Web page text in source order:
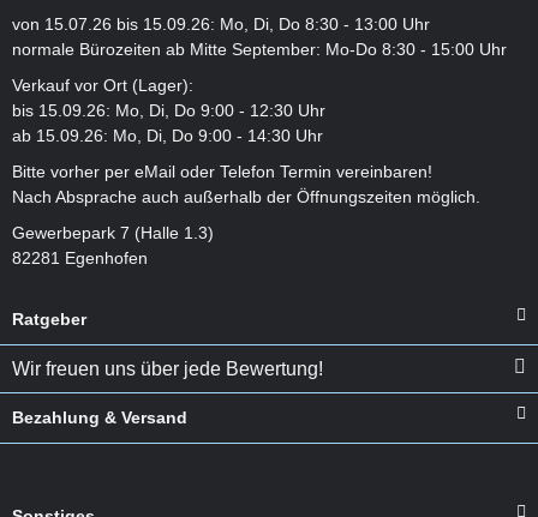
von 15.07.26 bis 15.09.26: Mo, Di, Do 8:30 - 13:00 Uhr
normale Bürozeiten ab Mitte September: Mo-Do 8:30 - 15:00 Uhr
Verkauf vor Ort (Lager):
bis 15.09.26: Mo, Di, Do 9:00 - 12:30 Uhr
ab 15.09.26: Mo, Di, Do 9:00 - 14:30 Uhr
Bitte vorher per eMail oder Telefon Termin vereinbaren!
Nach Absprache auch außerhalb der Öffnungszeiten möglich.
Gewerbepark 7 (Halle 1.3)
82281 Egenhofen
Ratgeber
Wir freuen uns über jede Bewertung!
Bezahlung & Versand